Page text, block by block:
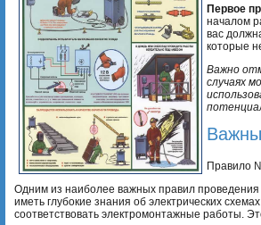
Первое
началом
вас
которые
Важно
случаях
Правило
Одним из наиболее важных правил
иметь глубокие знания об электрических
соответствовать электромонтажные работы.